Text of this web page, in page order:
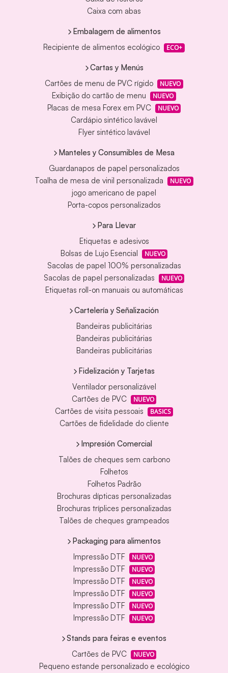
Caixa com abas
Embalagem de alimentos
Recipiente de alimentos ecológico
ECO+
Cartas y Menús
Cartões de menu de PVC rígido
NUEVO
Exibição do cartão de menu NUEVO
Placas de mesa Forex em PVC NUEVO
Cardápio sintético lavável
Flyer sintético lavável
Manteles y Consumibles de Mesa
Guardanapos de papel personalizados
Toalha de mesa de vinil personalizada
NUEVO
jogo americano de papel
Porta-copos personalizados
Para Llevar
Etiquetas e adesivos
Bolsas de Lujo Esencial
NUEVO
Sacolas de papel 100% personalizadas
Sacolas de papel personalizadas
NUEVO
Etiquetas roll-on manuais ou automáticas
Cartelería y Señalización
Bandeiras publicitárias
Bandeiras publicitárias
Bandeiras publicitárias
Fidelización y Tarjetas
Ventilador personalizável
Cartões de PVC
NUEVO
Cartões de visita pessoais BASICS
Cartões de fidelidade do cliente
Impresión Comercial
Talões de cheques sem carbono
Folhetos
Folhetos Padrão
Brochuras dípticas personalizadas
Brochuras tríplices personalizadas
Talões de cheques grampeados
Packaging para alimentos
Impressão DTF
NUEVO
Impressão DTF NUEVO
Impressão DTF NUEVO
Impressão DTF NUEVO
Impressão DTF NUEVO
Impressão DTF NUEVO
Stands para feiras e eventos
Cartões de PVC
NUEVO
Pequeno estande personalizado e ecológico